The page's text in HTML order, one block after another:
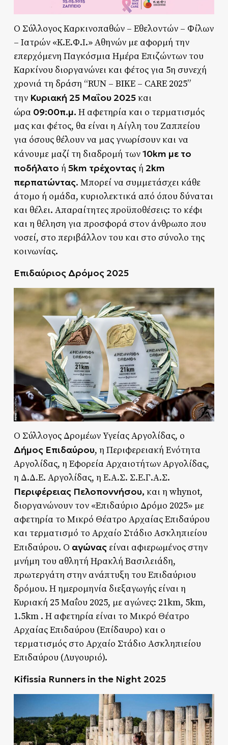
Ο Σύλλογος Καρκινοπαθών – Εθελοντών – Φίλων
– Ιατρών «Κ.Ε.Φ.Ι.» Αθηνών με αφορμή την
επερχόμενη Παγκόσμια Ημέρα Επιζώντων του
Καρκίνου διοργανώνει και φέτος για 5η συνεχή
χρονιά τη δράση “RUN – BIKE – CARE 2025”
την Κυριακή 25 Μαΐου 2025και
ώρα 09:00π.μ. Η αφετηρία και ο τερματισμός
μας και φέτος, θα είναι η Αίγλη του Ζαππείου
για όσους θέλουν να μας γνωρίσουν και να
κάνουμε μαζί τη διαδρομή των10km με το
ποδήλατο ή 5km τρέχονταςή 2km
περπατώντας. Μπορεί να συμμετάσχει κάθε
άτομο ή ομάδα, κυριολεκτικά από όπου δύναται
και θέλει. Απαραίτητες προϋποθέσεις: το κέφι
και η θέληση για προσφορά στον άνθρωπο που
νοσεί, στο περιβάλλον του και στο σύνολο της
κοινωνίας.
Επιδαύριος Δρόμος 2025
Ο Σύλλογος Δρομέων Υγείας Αργολίδας, ο
Δήμος Επιδαύρου, η Περιφερειακή Ενότητα
Αργολίδας, η Εφορεία Αρχαιοτήτων Αργολίδας,
η Δ.Δ.Ε. Αργολίδας, η Ε.Α.Σ. Σ.Ε.Γ.Α.Σ.
Περιφέρειας Πελοποννήσου, και η whynot,
διοργανώνουν τον «Επιδαύριο Δρόμο 2025» με
αφετηρία το Μικρό Θέατρο Αρχαίας Επιδαύρου
και τερματισμό το Αρχαίο Στάδιο Ασκληπιείου
Επιδαύρου. Ο αγώνας είναι αφιερωμένος στην
μνήμη του αθλητή Ηρακλή Βασιλειάδη,
πρωτεργάτη στην ανάπτυξη του Επιδαύριου
δρόμου. Η ημερομηνία διεξαγωγής είναι η
Κυριακή 25 Μαΐου 2025, με αγώνες: 21km, 5km,
1.5km . Η αφετηρία είναι το Μικρό Θέατρο
Αρχαίας Επιδαύρου (Επίδαυρο) και ο
τερματισμός στο Αρχαίο Στάδιο Ασκληπιείου
Επιδαύρου (Λυγουριό).
Kifissia Runners in the Night 2025